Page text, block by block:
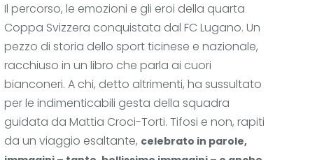
Il percorso, le emozioni e gli eroi della quarta
Coppa Svizzera conquistata dal FC Lugano. Un
pezzo di storia dello sport ticinese e nazionale,
racchiuso in un libro che parla ai cuori
bianconeri. A chi, detto altrimenti, ha sussultato
per le indimenticabili gesta della squadra
guidata da Mattia Croci-Torti. Tifosi e non, rapiti
da un viaggio esaltante, celebrato in parole,